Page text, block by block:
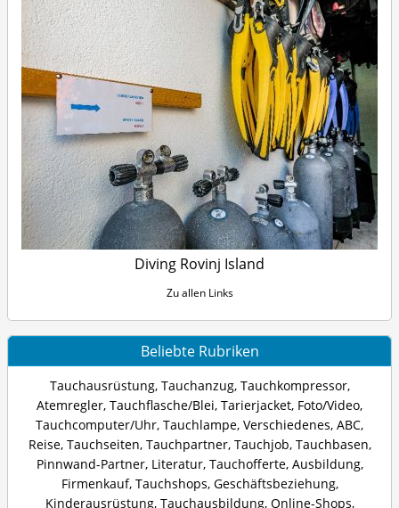
Diving Rovinj Island
Zu allen Links
Beliebte Rubriken
Tauchausrüstung, Tauchanzug, Tauchkompressor,
Atemregler, Tauchflasche/Blei, Tarierjacket, Foto/Video,
Tauchcomputer/Uhr, Tauchlampe, Verschiedenes, ABC,
Reise, Tauchseiten, Tauchpartner, Tauchjob, Tauchbasen,
Pinnwand-Partner, Literatur, Tauchofferte, Ausbildung,
Firmenkauf, Tauchshops, Geschäftsbeziehung,
Kinderausrüstung, Tauchausbildung, Online-Shops,